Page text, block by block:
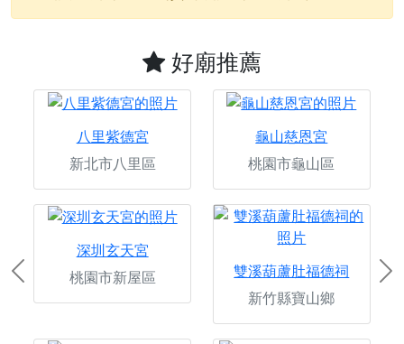
好廟推薦
八里紫德宮
新北市八里區
龜山慈恩宮
桃園市龜山區
深圳玄天宮
桃園市新屋區
雙溪葫蘆肚福德祠
新竹縣寶山鄉
Previous